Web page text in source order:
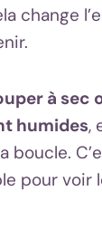
change
à sec
humides,
boucle.
pour voir